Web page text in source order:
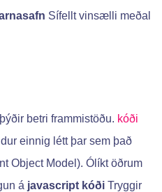
Sífellt vinsælli meðal
betri frammistöðu. kóði
einnig létt þar sem það
Object Model). Ólíkt öðrum
á javascript kóði Tryggir